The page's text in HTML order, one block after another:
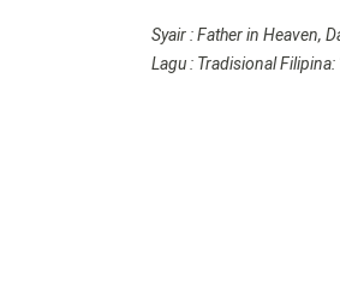
Syair : Father in Heaven,
Lagu : Tradisional